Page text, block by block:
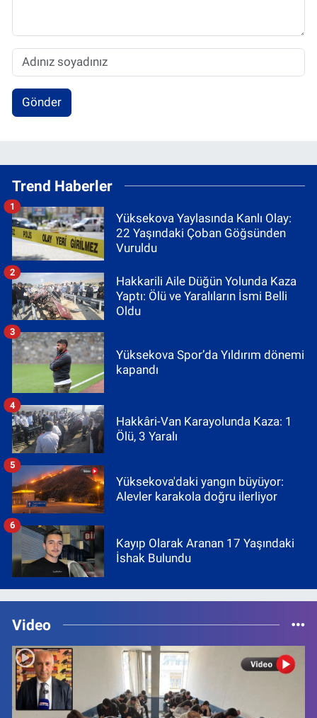
Gönder
Trend Haberler
Yüksekova Yaylasında Kanlı Olay:
22 Yaşındaki Çoban Göğsünden
Vuruldu
1
Hakkarili Aile Düğün Yolunda Kaza
Yaptı: Ölü ve Yaralıların İsmi Belli
Oldu
2
Yüksekova Spor’da Yıldırım dönemi
kapandı
3
Hakkâri-Van Karayolunda Kaza: 1
Ölü, 3 Yaralı
4
Yüksekova'daki yangın büyüyor:
Alevler karakola doğru ilerliyor
5
Kayıp Olarak Aranan 17 Yaşındaki
İshak Bulundu
6
Video